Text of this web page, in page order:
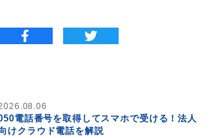
電話番号を取得してスマホで受ける！法人
けクラウド電話を解説